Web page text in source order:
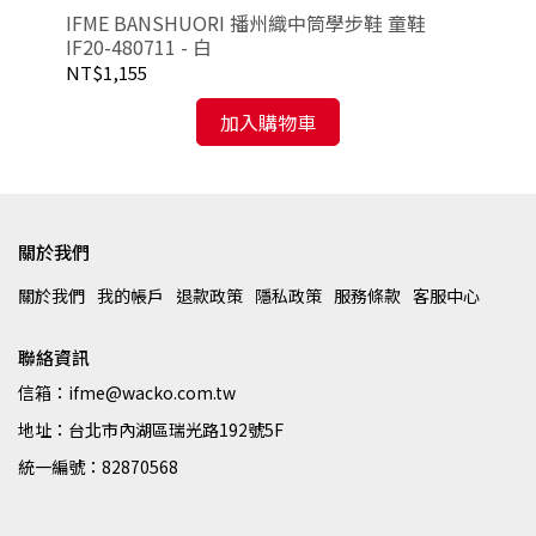
IFME BANSHUORI 播州織中筒學步鞋 童鞋
IF20-480711 - 白
NT$1,155
加入購物車
關於我們
關於我們 我的帳戶 退款政策 隱私政策 服務條款 客服中心
聯絡資訊
信箱：ifme@wacko.com.tw
地址：台北市內湖區瑞光路192號5F
統一編號：82870568